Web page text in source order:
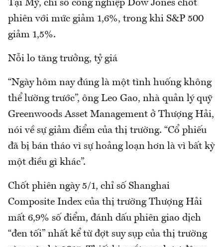
Tại Mỹ, chỉ số công nghiệp Dow Jones chốt
phiên với mức giảm 1,6%, trong khi S&P 500
giảm 1,5%.
Nỗi lo tăng trưởng, tỷ giá
“Ngày hôm nay đúng là một tình huống không
thể lường trước”, ông Leo Gao, nhà quản lý quỹ
Greenwoods Asset Management ở Thượng Hải,
nói về sự giảm điểm của thị trường. “Cổ phiếu
đã bị bán tháo vì sự hoảng loạn hơn là vì bất kỳ
một điều gì khác”.
Chốt phiên ngày 5/1, chỉ số Shanghai
Composite Index của thị trường Thượng Hải
mất 6,9% số điểm, đánh dấu phiên giao dịch
“đen tối” nhất kể từ đợt suy sụp của thị trường